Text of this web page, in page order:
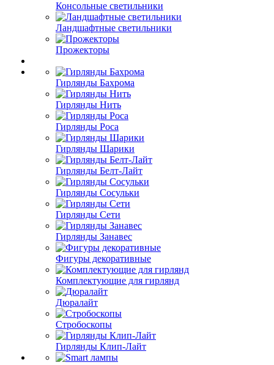
Консольные светильники
Ландшафтные светильники
Прожекторы
Гирлянды Бахрома
Гирлянды Нить
Гирлянды Роса
Гирлянды Шарики
Гирлянды Белт-Лайт
Гирлянды Сосульки
Гирлянды Сети
Гирлянды Занавес
Фигуры декоративные
Комплектующие для гирлянд
Дюралайт
Стробоскопы
Гирлянды Клип-Лайт